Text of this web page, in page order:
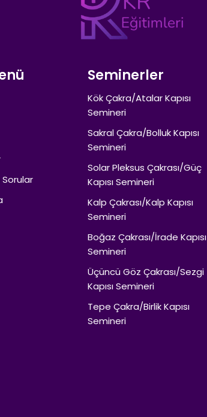
Sorular
Seminerler
Kök Çakra/Atalar Kapısı
Semineri
Sakral Çakra/Bolluk Kapısı
Semineri
Solar Pleksus Çakrası/Güç
Kapısı Semineri
Kalp Çakrası/Kalp Kapısı
Semineri
Boğaz Çakrası/İrade Kapısı
Semineri
Üçüncü Göz Çakrası/Sezgi
Kapısı Semineri
Tepe Çakra/Birlik Kapısı
Semineri